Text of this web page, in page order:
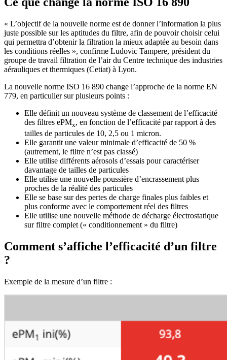
« L’objectif de la nouvelle norme est de donner l’information la plus
juste possible sur les aptitudes du filtre, afin de pouvoir choisir celui
qui permettra d’obtenir la filtration la mieux adaptée au besoin dans
les conditions réelles », confirme Ludovic Tampere, président du
groupe de travail filtration de l’air du Centre technique des industries
aérauliques et thermiques (Cetiat) à Lyon.
La nouvelle norme ISO 16 890 change l’approche de la norme EN
779, en particulier sur plusieurs points :
Elle définit un nouveau système de classement de l’efficacité
des filtres ePMx, en fonction de l’efficacité par rapport à des
tailles de particules de 10, 2,5 ou 1 micron.
Elle garantit une valeur minimale d’efficacité de 50 %
(autrement, le filtre n’est pas classé)
Elle utilise différents aérosols d’essais pour caractériser
davantage de tailles de particules
Elle utilise une nouvelle poussière d’encrassement plus
proches de la réalité des particules
Elle se base sur des pertes de charge finales plus faibles et
plus conforme avec le comportement réel des filtres
Elle utilise une nouvelle méthode de décharge électrostatique
sur filtre complet (« conditionnement » du filtre)
Comment s’affiche l’efficacité d’un filtre
?
Exemple de la mesure d’un filtre :